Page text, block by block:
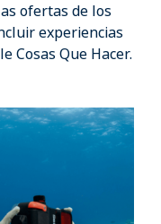
ofertas de los
experiencias
Cosas Que Hacer.